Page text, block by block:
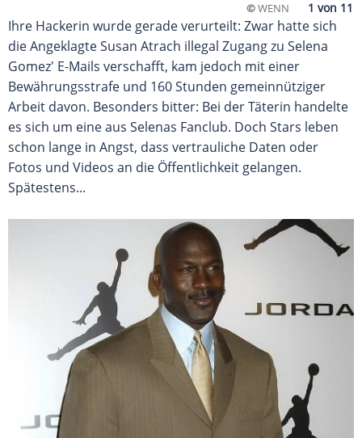
©WENN
Ihre Hackerin wurde gerade verurteilt: Zwar hatte sich
die Angeklagte Susan Atrach illegal Zugang zu Selena
Gomez' E-Mails verschafft, kam jedoch mit einer
Bewährungsstrafe und 160 Stunden gemeinnütziger
Arbeit davon. Besonders bitter: Bei der Täterin handelte
es sich um eine aus Selenas Fanclub. Doch Stars leben
schon lange in Angst, dass vertrauliche Daten oder
Fotos und Videos an die Öffentlichkeit gelangen.
Spätestens...